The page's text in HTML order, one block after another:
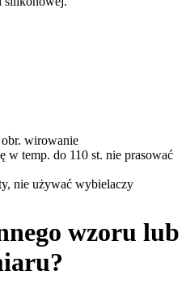
wirowanie
w temp. do 110 st. nie prasować
nie używać wybielaczy
wzoru lub